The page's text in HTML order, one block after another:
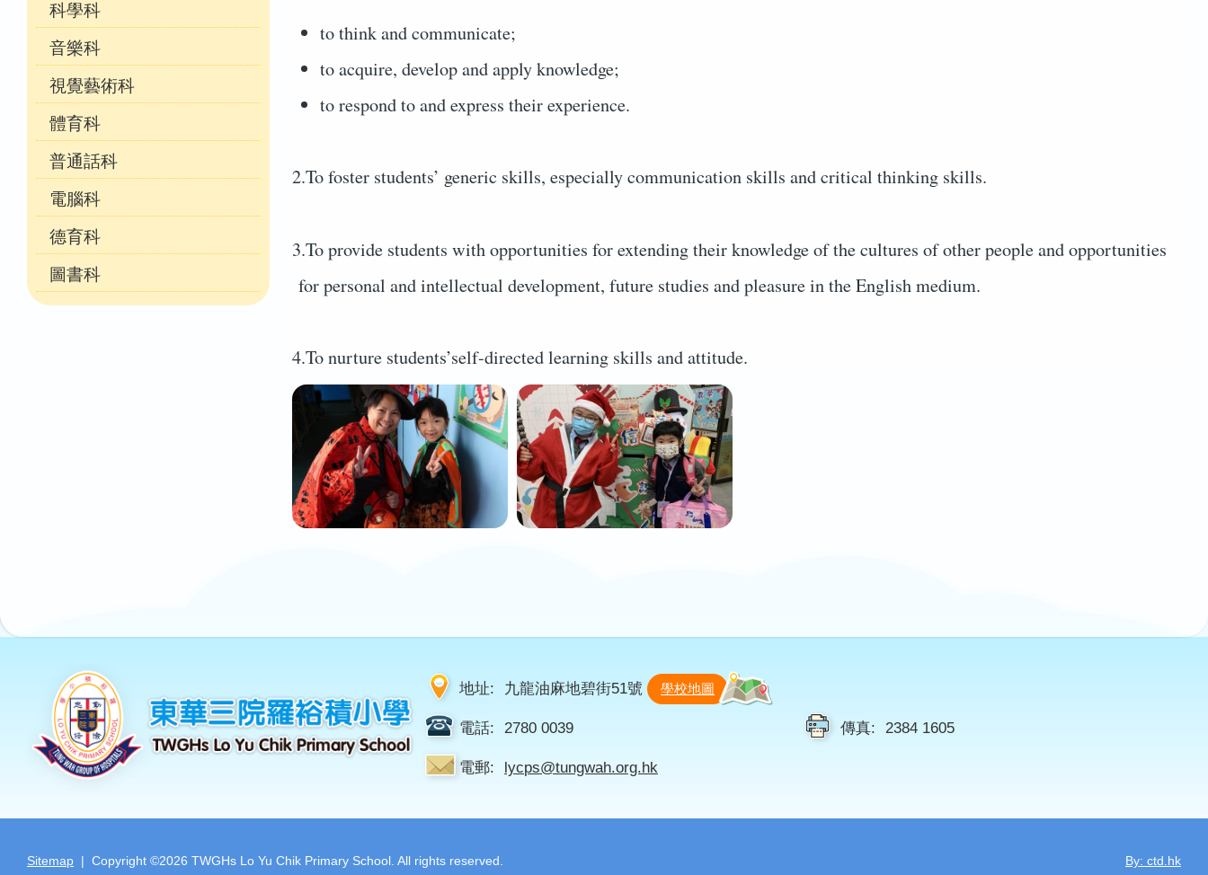
to think and communicate;
to acquire, develop and apply knowledge;
to respond to and express their experience.
2.To foster students’ generic skills, especially communication skills and critical thinking skills.
3.To provide students with opportunities for extending their knowledge of the cultures of other people and opportunities
for personal and intellectual development, future studies and pleasure in the English medium.
4.To nurture students’self-directed learning skills and attitude.
科學科
音樂科
視覺藝術科
體育科
普通話科
電腦科
德育科
圖書科
地址: 九龍油麻地碧街51號 學校地圖
電話: 2780 0039 傳真: 2384 1605
電郵: lycps@tungwah.org.hk
Sitemap | Copyright ©2026 TWGHs Lo Yu Chik Primary School. All rights reserved. By: ctd.hk